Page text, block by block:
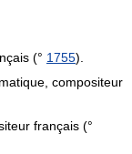
(° 1755).
compositeur
français (°